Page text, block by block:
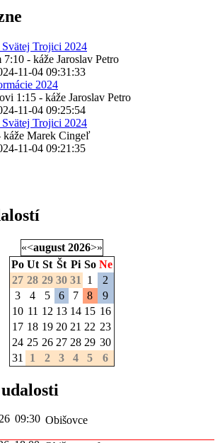
Trojici 2024
- káže Jaroslav Petro
11-04 09:31:33
2024
1:15 - káže Jaroslav Petro
11-04 09:25:54
Trojici 2024
káže Marek Cingeľ
11-04 09:21:35
«<august 2026>»
Po Ut St Št Pi So Ne
27 28 29 30 31 1
2
3
4 5 6 7 8
9
10 11 12 13 14 15 16
17 18 19 20 21 22 23
24 25 26 27 28 29 30
31
1 2 3 4 5 6
09:30 Obišovce